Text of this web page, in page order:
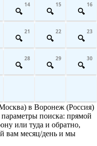
14 15 16
21 22 23
28 29 30
в Воронеж (Россия)
поиска: прямой
или туда и обратно,
вам месяц/день и мы